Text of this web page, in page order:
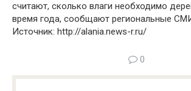
считают, сколько влаги необходимо
время года, сообщают региональные
Источник: http://alania.news-r.ru/
0